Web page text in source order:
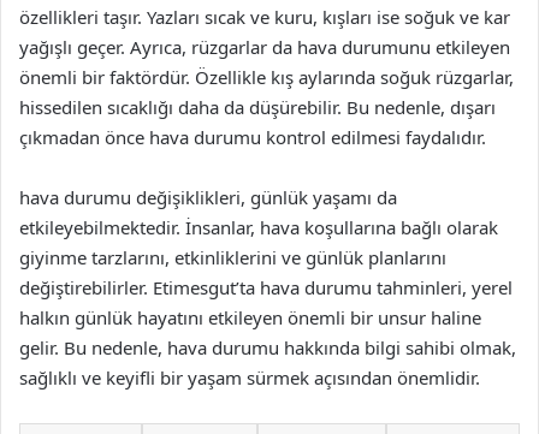
özellikleri taşır. Yazları sıcak ve kuru, kışları ise soğuk ve kar
yağışlı geçer. Ayrıca, rüzgarlar da hava durumunu etkileyen
önemli bir faktördür. Özellikle kış aylarında soğuk rüzgarlar,
hissedilen sıcaklığı daha da düşürebilir. Bu nedenle, dışarı
çıkmadan önce hava durumu kontrol edilmesi faydalıdır.
hava durumu değişiklikleri, günlük yaşamı da
etkileyebilmektedir. İnsanlar, hava koşullarına bağlı olarak
giyinme tarzlarını, etkinliklerini ve günlük planlarını
değiştirebilirler. Etimesgut’ta hava durumu tahminleri, yerel
halkın günlük hayatını etkileyen önemli bir unsur haline
gelir. Bu nedenle, hava durumu hakkında bilgi sahibi olmak,
sağlıklı ve keyifli bir yaşam sürmek açısından önemlidir.